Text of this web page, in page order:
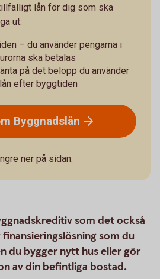
lån för dig som ska
ut.
– du använder pengarna i
ska betalas
på det belopp du använder
efter byggtiden
Byggnadslån
ner på sidan.
som det också
som du
du bygger nytt hus eller gör
av din befintliga bostad.